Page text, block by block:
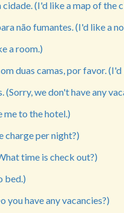
cidade. (I'd like a map of the
não fumantes. (I'd like a
a room.)
duas camas, por favor.
(Sorry, we don't have any
me to the hotel.)
charge per night?)
time is check out?)
bed.)
you have any vacancies?)